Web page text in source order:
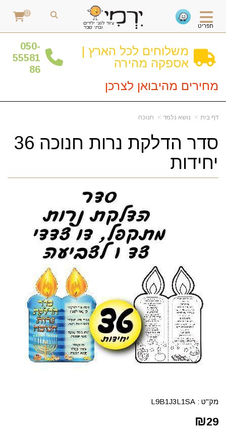
תפריט
0
משלוחים לכל הארץ |
אספקה מהירה
050-
55581
86
מחירים מהיבואן לצרכן
דף בית נושא נלמד חנוכה
סדר הדלקת נרות חנוכה 36
יחידות
מק"ט : L9B1J3L1SA
₪29